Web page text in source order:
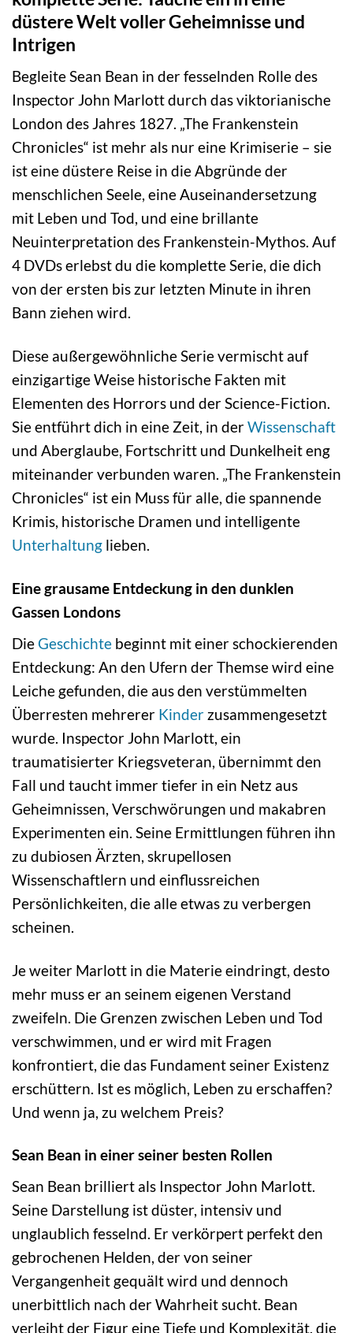
düstere Welt voller Geheimnisse und
Intrigen
Begleite Sean Bean in der fesselnden Rolle des
Inspector John Marlott durch das viktorianische
London des Jahres 1827. „The Frankenstein
Chronicles“ ist mehr als nur eine Krimiserie – sie
ist eine düstere Reise in die Abgründe der
menschlichen Seele, eine Auseinandersetzung
mit Leben und Tod, und eine brillante
Neuinterpretation des Frankenstein-Mythos. Auf
4 DVDs erlebst du die komplette Serie, die dich
von der ersten bis zur letzten Minute in ihren
Bann ziehen wird.
Diese außergewöhnliche Serie vermischt auf
einzigartige Weise historische Fakten mit
Elementen des Horrors und der Science-Fiction.
Sie entführt dich in eine Zeit, in derWissenschaft
und Aberglaube, Fortschritt und Dunkelheit eng
miteinander verbunden waren. „The Frankenstein
Chronicles“ ist ein Muss für alle, die spannende
Krimis, historische Dramen und intelligente
Unterhaltung lieben.
Eine grausame Entdeckung in den dunklen
Gassen Londons
DieGeschichte beginnt mit einer schockierenden
Entdeckung: An den Ufern der Themse wird eine
Leiche gefunden, die aus den verstümmelten
Überresten mehrerer Kinder zusammengesetzt
wurde. Inspector John Marlott, ein
traumatisierter Kriegsveteran, übernimmt den
Fall und taucht immer tiefer in ein Netz aus
Geheimnissen, Verschwörungen und makabren
Experimenten ein. Seine Ermittlungen führen ihn
zu dubiosen Ärzten, skrupellosen
Wissenschaftlern und einflussreichen
Persönlichkeiten, die alle etwas zu verbergen
scheinen.
Je weiter Marlott in die Materie eindringt, desto
mehr muss er an seinem eigenen Verstand
zweifeln. Die Grenzen zwischen Leben und Tod
verschwimmen, und er wird mit Fragen
konfrontiert, die das Fundament seiner Existenz
erschüttern. Ist es möglich, Leben zu erschaffen?
Und wenn ja, zu welchem Preis?
Sean Bean in einer seiner besten Rollen
Sean Bean brilliert als Inspector John Marlott.
Seine Darstellung ist düster, intensiv und
unglaublich fesselnd. Er verkörpert perfekt den
gebrochenen Helden, der von seiner
Vergangenheit gequält wird und dennoch
unerbittlich nach der Wahrheit sucht. Bean
verleiht der Figur eine Tiefe und Komplexität, die